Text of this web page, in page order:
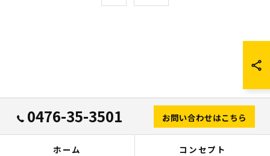
0476-35-3501 お問い合わせはこちら
ホーム コンセプト